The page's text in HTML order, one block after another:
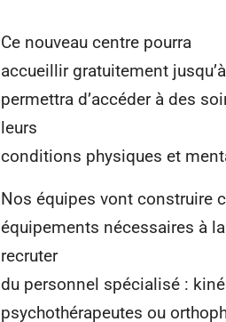
Ce nouveau centre pourra
accueillir gratuitement
permettra d’accéder à des
leurs
conditions physiques et
Nos équipes vont construire
équipements nécessaires à
recruter
du personnel spécialisé :
psychothérapeutes ou